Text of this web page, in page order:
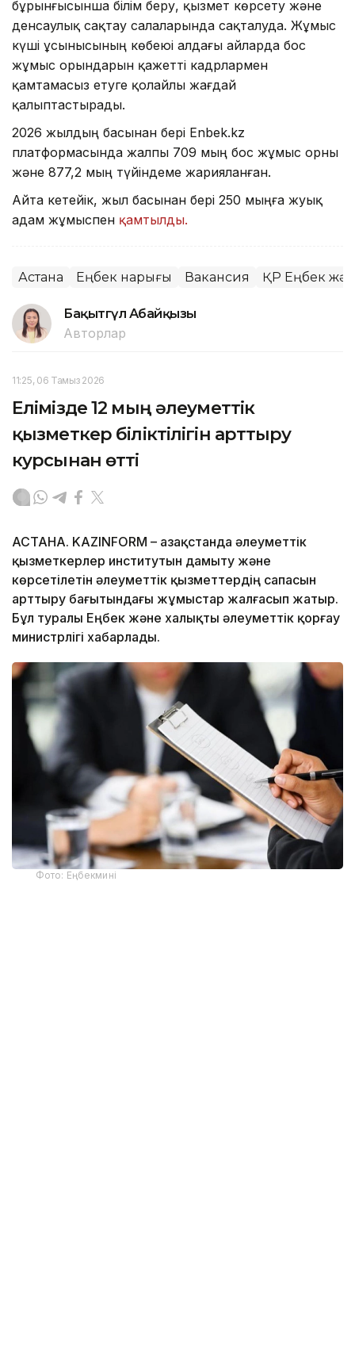
бұрынғысынша білім беру, қызмет көрсету және
денсаулық сақтау салаларында сақталуда. Жұмыс
күші ұсынысының көбеюі алдағы айларда бос
жұмыс орындарын қажетті кадрлармен
қамтамасыз етуге қолайлы жағдай
қалыптастырады.
2026 жылдың басынан бері Enbek.kz
платформасында жалпы 709 мың бос жұмыс орны
және 877,2 мың түйіндеме жарияланған.
Айта кетейік, жыл басынан бері 250 мыңға жуық
адам жұмыспен қамтылды.
Астана Еңбек нарығы Вакансия ҚР Еңбек және
Бақытгүл Абайқызы
Авторлар
11:25, 06 Тамыз 2026
Елімізде 12 мың әлеуметтік
қызметкер біліктілігін арттыру
курсынан өтті
АСТАНА. KAZINFORM – Қазақстанда әлеуметтік
қызметкерлер институтын дамыту және
көрсетілетін әлеуметтік қызметтердің сапасын
арттыру бағытындағы жұмыстар жалғасып жатыр.
Бұл туралы Еңбек және халықты әлеуметтік қорғау
министрлігі хабарлады.
Фото: Еңбекмині